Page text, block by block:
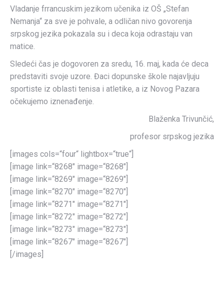
Vladanje frrancuskim jezikom učenika iz OŠ „Stefan
Nemanja“ za sve je pohvale, a odličan nivo govorenja
srpskog jezika pokazala su i deca koja odrastaju van
matice.
Sledeći čas je dogovoren za sredu, 16. maj, kada će deca
predstaviti svoje uzore. Đaci dopunske škole najavljuju
sportiste iz oblasti tenisa i atletike, a iz Novog Pazara
očekujemo iznenađenje.
Blaženka Trivunčić,
profesor srpskog jezika
[images cols=“four“ lightbox=“true“]
[image link=“8268″ image=“8268″]
[image link=“8269″ image=“8269″]
[image link=“8270″ image=“8270″]
[image link=“8271″ image=“8271″]
[image link=“8272″ image=“8272″]
[image link=“8273″ image=“8273″]
[image link=“8267″ image=“8267″]
[/images]